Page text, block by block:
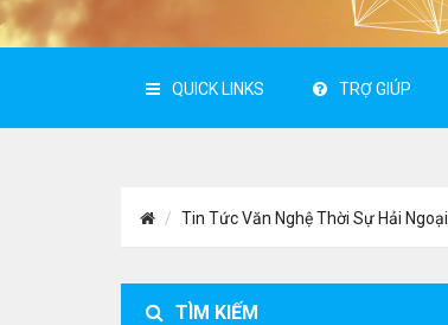
QUICK LINKS TRỢ GIÚP
Tin Tức Văn Nghệ Thời Sự Hải Ngoại
TÌM KIẾM